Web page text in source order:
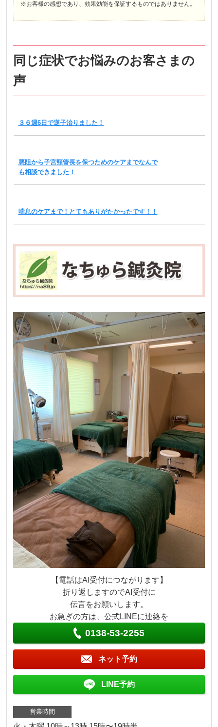
※お客様の感想であり、効果効能を保証するものではありません。
同じ症状でお悩みのお客さまの
声
３６週6日で逆子治りました！
悪阻から子宮頸管長を保つためのケアまでなんで
も相談できました！
喘息のケアまで！とてもありがたかったです！！
【電話はAI受付につながります】
折り返しますのでAI受付に
伝言をお願いします。
お急ぎの方は、公式LINEに連絡を
0138-53-2255
ネット予約
LINE予約
営業時間